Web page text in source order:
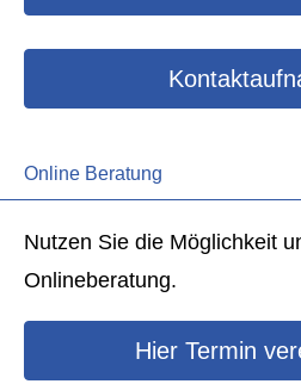
Online Beratung
Nutzen Sie die Möglichkeit
Onlineberatung.
Hier Termin